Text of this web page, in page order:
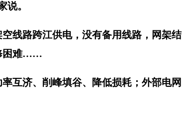
说。
线路跨江供电，没有备用线路，网架结
困难……
互济、削峰填谷、降低损耗；外部电网